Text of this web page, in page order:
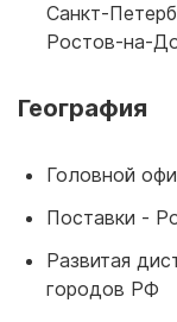
Санкт-
Ростов-на-
География
Головной
Поставки -
Развитая
городов РФ